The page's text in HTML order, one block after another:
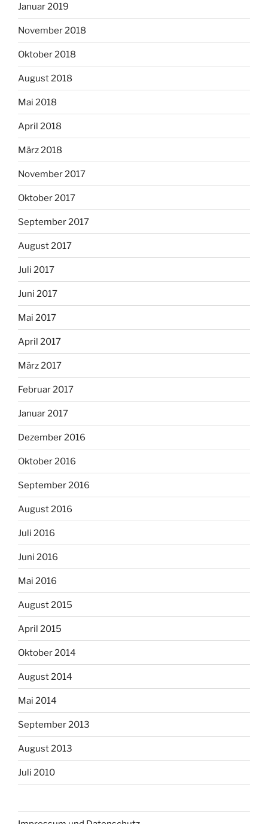
Januar 2019
November 2018
Oktober 2018
August 2018
Mai 2018
April 2018
März 2018
November 2017
Oktober 2017
September 2017
August 2017
Juli 2017
Juni 2017
Mai 2017
April 2017
März 2017
Februar 2017
Januar 2017
Dezember 2016
Oktober 2016
September 2016
August 2016
Juli 2016
Juni 2016
Mai 2016
August 2015
April 2015
Oktober 2014
August 2014
Mai 2014
September 2013
August 2013
Juli 2010